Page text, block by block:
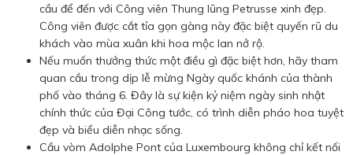
cầu để đến với Công viên Thung lũng Petrusse xinh đẹp.
Công viên được cắt tỉa gọn gàng này đặc biệt quyến rũ du
khách vào mùa xuân khi hoa mộc lan nở rộ.
Nếu muốn thưởng thức một điều gì đặc biệt hơn, hãy tham
quan cầu trong dịp lễ mừng Ngày quốc khánh của thành
phố vào tháng 6. Đây là sự kiện kỷ niệm ngày sinh nhật
chính thức của Đại Công tước, có trình diễn pháo hoa tuyệt
đẹp và biểu diễn nhạc sống.
Cầu vòm Adolphe Pont của Luxembourg không chỉ kết nối